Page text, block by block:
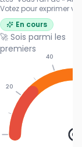
Votez pour exprimer
popularité du
français.En cours
🚀 Sois parmi les
premiers
20
40